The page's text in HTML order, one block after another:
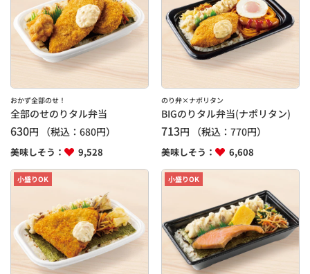
おかず全部のせ！
全部のせのりタル弁当
630円 （税込： 680円）
美味しそう： 9,528
のり弁×ナポリタン
BIGのりタル弁当(ナポリタン)
713円 （税込：770円）
美味しそう： 6,608
小盛りOK 小盛りOK